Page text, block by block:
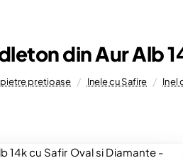
din Aur Alb
pietre pretioase Inele cu Safire Inel